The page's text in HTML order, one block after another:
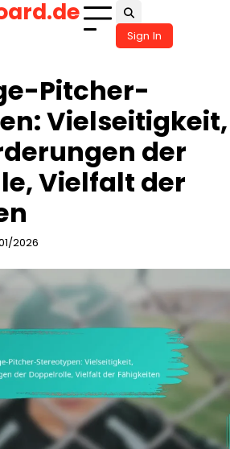
Sign In
Pitcher-
Vielseitigkeit,
der
Vielfalt der
2026